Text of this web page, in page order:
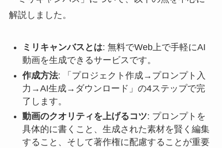
解説しました。
ミリキャンバスとは: 無料でWeb上で手軽にAI
動画を生成できるサービスです。
作成方法: 「プロジェクト作成→プロンプト入
力→AI生成→ダウンロード」の4ステップで完
了します。
動画のクオリティを上げるコツ: プロンプトを
具体的に書くこと、生成された素材を賢く編集
すること、そして著作権に配慮することが重要